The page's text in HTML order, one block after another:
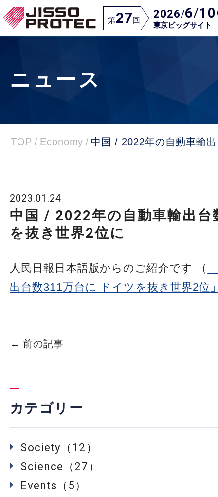
第27回 2026/6/10
東京ビッグサイト
ニュース
TOP / Economy / 中国 / 2022年の自動車輸
2023.01.24
中国 / 2022年の自動車輸出台
を抜き世界2位に
人民日報日本語版からのご紹介です （
出台数311万台に ドイツを抜き世界2位
← 前の記事
カテゴリー
Society（12）
Science（27）
Events（5）